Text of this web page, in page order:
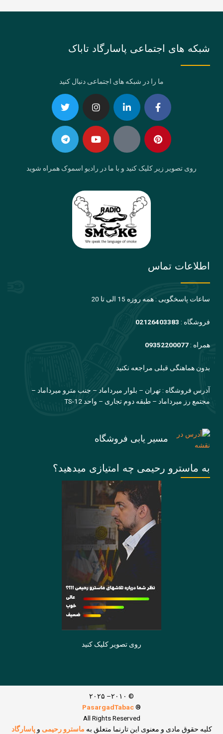
شبکه های اجتماعی پاسارگاد تاباک
ما را در شبکه های اجتماعی دنبال کنید
Facebook-
f
Linkedin-
in
Instagram
Twitter Pinterest
Eaparat
Youtube
Telegram
روی تصویر زیر کلیک کنید و با ما در رادیو اسموک همراه شوید
اطلاعات تماس
ساعات پاسخگویی : همه روزه 15 الی تا 20
فروشگاه : 02126403383
همراه : 09352200077
بدون هماهنگی قبلی مراجعه نکنید
آدرس فروشگاه : تهران – بلوار میرداماد – جنب مترو میرداماد –
مجتمع رز میرداماد – طبقه دوم تجاری – واحد TS-12
مسیر یابی فروشگاه
به ماسترو رحیمی چه امتیازی میدهید؟
روی تصویر کلیک کنید
© ۲۰۱۰– ۲۰۲۵
®
PasargadTabac
All Rights Reserved
كليه حقوق مادی و معنوی اين تارنما متعلق به ماسترو رحیمی وپاسارگاد